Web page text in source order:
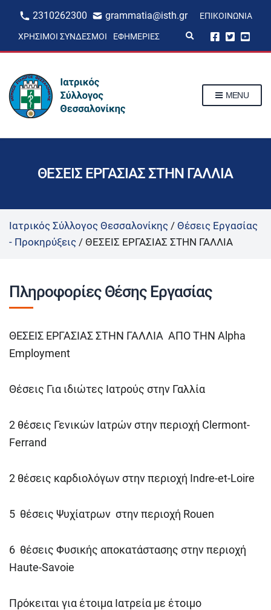
2310262300 grammatia@isth.gr ΕΠΙΚΟΙΝΩΝΊΑ
ΧΡΉΣΙΜΟΙ ΣΎΝΔΕΣΜΟΙ ΕΦΗΜΕΡΊΕΣ
p
m
MENU
ΘΕΣΕΙΣ ΕΡΓΑΣΙΑΣ ΣΤΗΝ ΓΑΛΛΙΑ
Ιατρικός Σύλλογος Θεσσαλονίκης / Θέσεις Εργασίας
- Προκηρύξεις / ΘΕΣΕΙΣ ΕΡΓΑΣΙΑΣ ΣΤΗΝ ΓΑΛΛΙΑ
Πληροφορίες Θέσης Εργασίας
ΘΕΣΕΙΣ ΕΡΓΑΣΙΑΣ ΣΤΗΝ ΓΑΛΛΙΑ ΑΠΟ ΤΗΝ Alpha
Employment
Θέσεις Για ιδιώτες Ιατρούς στην Γαλλία
2 θέσεις Γενικών Ιατρών στην περιοχή Clermont-
Ferrand
2 θέσεις καρδιολόγων στην περιοχή Indre-et-Loire
5 θέσεις Ψυχίατρων στην περιοχή Rouen
6 θέσεις Φυσικής αποκατάστασης στην περιοχή
Haute-Savoie
Πρόκειται για έτοιμα Ιατρεία με έτοιμο